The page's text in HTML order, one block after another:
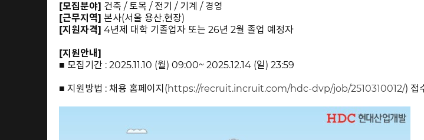
[모집분야] 건축 / 토목 / 전기 / 기계 / 경영
[근무지역] 본사(서울 용산,현장)
[지원자격] 4년제 대학 기졸업자 또는 26년 2월 졸업 예정자
[지원안내]
■ 모집기간 : 2025.11.10 (월) 09:00~ 2025.12.14 (일) 23:59
■ 지원방법 : 채용 홈페이지(https://recruit.incruit.com/hdc-dvp/job/2510310012/) 접